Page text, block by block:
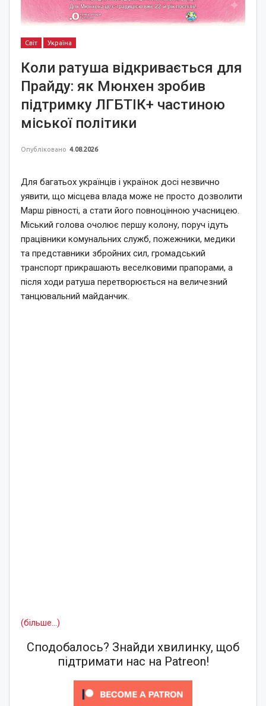
Світ Україна
Коли ратуша відкривається для
Прайду: як Мюнхен зробив
підтримку ЛГБТІК+ частиною
міської політики
Опубліковано 4.08.2026
Для багатьох українців і українок досі незвично
уявити, що місцева влада може не просто дозволити
Марш рівності, а стати його повноцінною учасницею.
Міський голова очолює першу колону, поруч ідуть
працівники комунальних служб, пожежники, медики
та представники збройних сил, громадський
транспорт прикрашають веселковими прапорами, а
після ходи ратуша перетворюється на величезний
танцювальний майданчик.
(більше…)
Сподобалось? Знайди хвилинку, щоб
підтримати нас на Patreon!